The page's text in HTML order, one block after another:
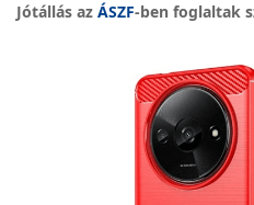
Jótállás az ÁSZF-ben foglaltak